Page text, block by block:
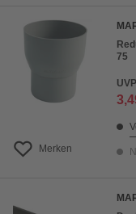
Merken
75
UVP